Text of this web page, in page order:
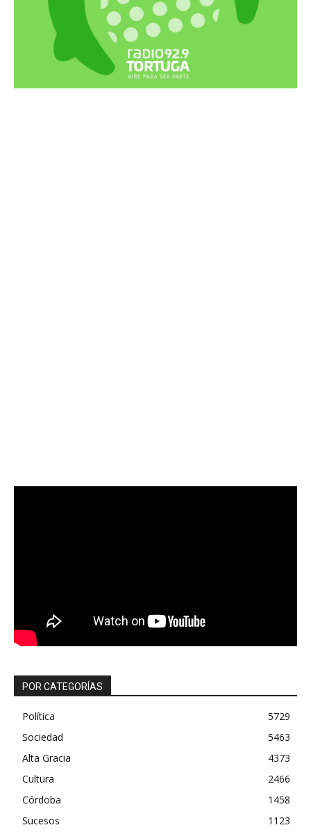
POR CATEGORÍAS
Política
5729
Sociedad
5463
Alta Gracia
4373
Cultura
2466
Córdoba
1458
Sucesos
1123